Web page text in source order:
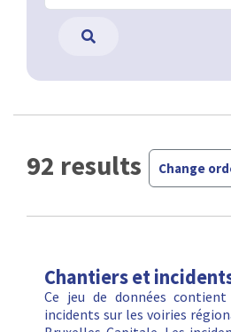
92 results Change
Chantiers et
Ce jeu de données
incidents sur les voiries